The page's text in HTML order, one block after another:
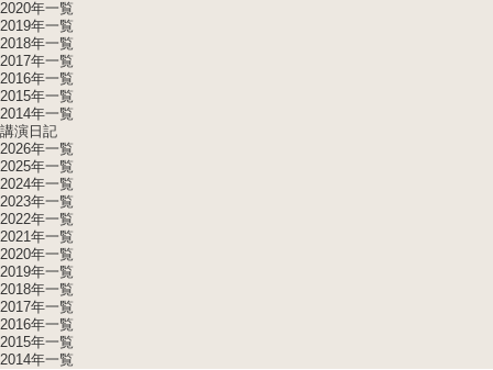
2020年一覧
2019年一覧
2018年一覧
2017年一覧
2016年一覧
2015年一覧
2014年一覧
講演日記
2026年一覧
2025年一覧
2024年一覧
2023年一覧
2022年一覧
2021年一覧
2020年一覧
2019年一覧
2018年一覧
2017年一覧
2016年一覧
2015年一覧
2014年一覧